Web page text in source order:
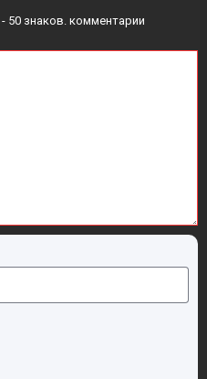
50 знаков. комментарии